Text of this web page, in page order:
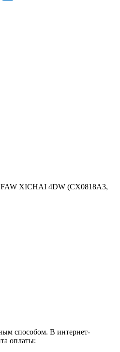
XICHAI 4DW (CX0818A3,
способом. В интернет-
оплаты: